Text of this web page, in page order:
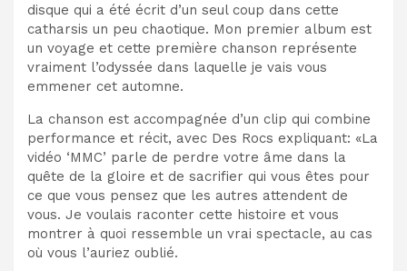
disque qui a été écrit d’un seul coup dans cette
catharsis un peu chaotique. Mon premier album est
un voyage et cette première chanson représente
vraiment l’odyssée dans laquelle je vais vous
emmener cet automne.
La chanson est accompagnée d’un clip qui combine
performance et récit, avec Des Rocs expliquant: «La
vidéo ‘MMC’ parle de perdre votre âme dans la
quête de la gloire et de sacrifier qui vous êtes pour
ce que vous pensez que les autres attendent de
vous. Je voulais raconter cette histoire et vous
montrer à quoi ressemble un vrai spectacle, au cas
où vous l’auriez oublié.